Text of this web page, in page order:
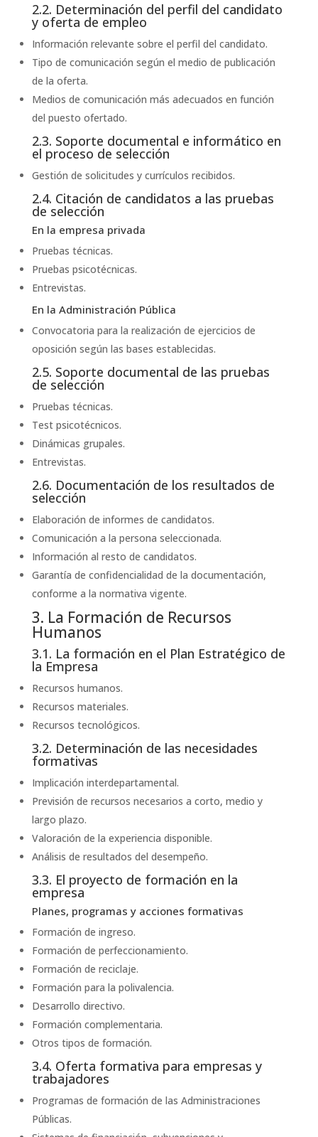
2.2. Determinación del perfil del candidato
y oferta de empleo
Información relevante sobre el perfil del candidato.
Tipo de comunicación según el medio de publicación
de la oferta.
Medios de comunicación más adecuados en función
del puesto ofertado.
2.3. Soporte documental e informático en
el proceso de selección
Gestión de solicitudes y currículos recibidos.
2.4. Citación de candidatos a las pruebas
de selección
En la empresa privada
Pruebas técnicas.
Pruebas psicotécnicas.
Entrevistas.
En la Administración Pública
Convocatoria para la realización de ejercicios de
oposición según las bases establecidas.
2.5. Soporte documental de las pruebas
de selección
Pruebas técnicas.
Test psicotécnicos.
Dinámicas grupales.
Entrevistas.
2.6. Documentación de los resultados de
selección
Elaboración de informes de candidatos.
Comunicación a la persona seleccionada.
Información al resto de candidatos.
Garantía de confidencialidad de la documentación,
conforme a la normativa vigente.
3. La Formación de Recursos
Humanos
3.1. La formación en el Plan Estratégico de
la Empresa
Recursos humanos.
Recursos materiales.
Recursos tecnológicos.
3.2. Determinación de las necesidades
formativas
Implicación interdepartamental.
Previsión de recursos necesarios a corto, medio y
largo plazo.
Valoración de la experiencia disponible.
Análisis de resultados del desempeño.
3.3. El proyecto de formación en la
empresa
Planes, programas y acciones formativas
Formación de ingreso.
Formación de perfeccionamiento.
Formación de reciclaje.
Formación para la polivalencia.
Desarrollo directivo.
Formación complementaria.
Otros tipos de formación.
3.4. Oferta formativa para empresas y
trabajadores
Programas de formación de las Administraciones
Públicas.